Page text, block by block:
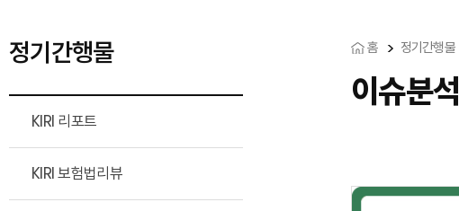
정기간행물
KIRI 리포트
KIRI 보험법리뷰
홈 정기간행물
이슈분석